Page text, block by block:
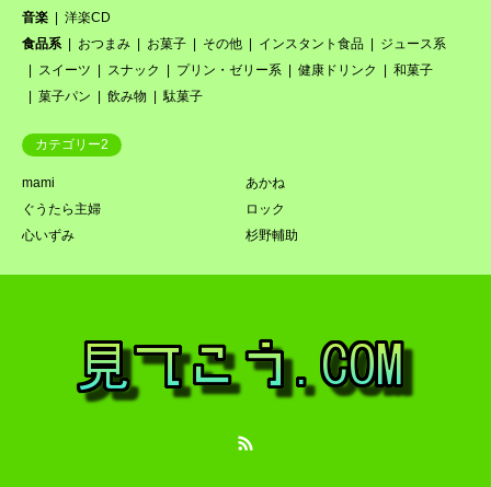
音楽
洋楽CD
食品系
おつまみ お菓子 その他 インスタント食品
ジュース系
スイーツ
スナック プリン・ゼリー系 健康ドリンク
和菓子
菓子パン
飲み物 駄菓子
カテゴリー2
mami
あかね
ぐうたら主婦
ロック
心いずみ
杉野輔助